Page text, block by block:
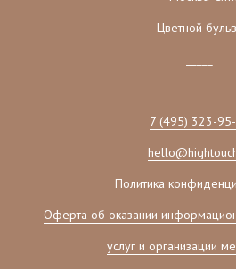
- Цветной
7 (495) 323-
Политика
Оферта об оказании
услуг и организации